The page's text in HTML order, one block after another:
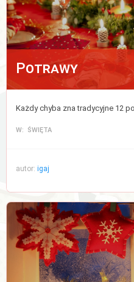
Potrawy
W: ŚWIĘTA
autor: igaj